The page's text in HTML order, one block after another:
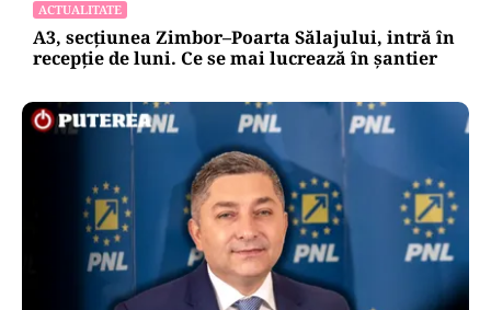
ACTUALITATE
A3, secțiunea Zimbor–Poarta Sălajului, intră în
recepție de luni. Ce se mai lucrează în șantier